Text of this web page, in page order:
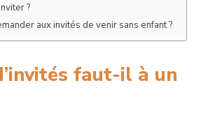
?
aux invités de venir sans enfant ?
faut-il à un